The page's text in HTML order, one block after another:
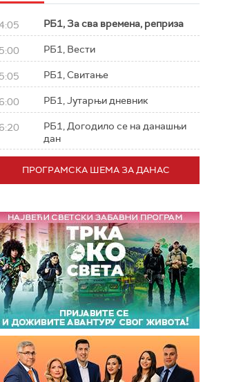
РБ1, За сва времена, реприза
РБ1, Вести
РБ1, Свитање
РБ1, Јутарњи дневник
РБ1, Догодило се на данашњи
дан
ПРОГРАМСКА ШЕМА ЗА ДАНАС